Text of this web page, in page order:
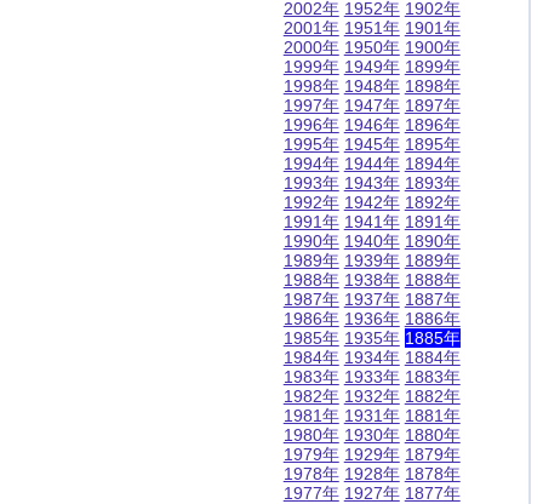
2002年
2001年
2000年
1999年
1998年
1997年
1996年
1995年
1994年
1993年
1992年
1991年
1990年
1989年
1988年
1987年
1986年
1985年
1984年
1983年
1982年
1981年
1980年
1979年
1978年
1977年
1952年
1951年
1950年
1949年
1948年
1947年
1946年
1945年
1944年
1943年
1942年
1941年
1940年
1939年
1938年
1937年
1936年
1935年
1934年
1933年
1932年
1931年
1930年
1929年
1928年
1927年
1902年
1901年
1900年
1899年
1898年
1897年
1896年
1895年
1894年
1893年
1892年
1891年
1890年
1889年
1888年
1887年
1886年
1885年
1884年
1883年
1882年
1881年
1880年
1879年
1878年
1877年